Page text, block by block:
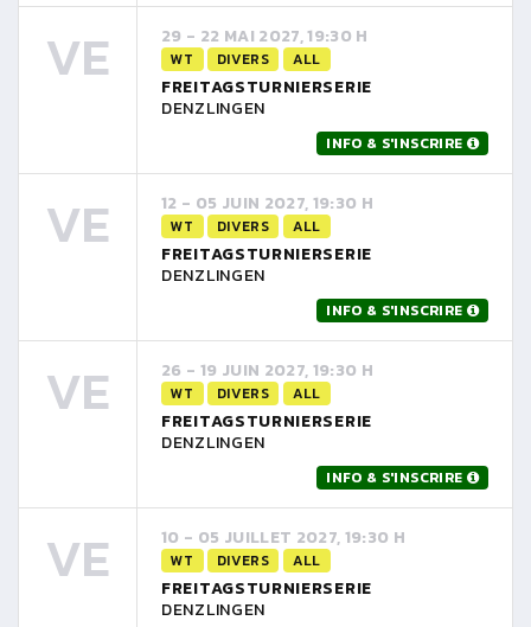
VE 29 - 22 MAI 2027, 19:30 H
WT DIVERS ALL
FREITAGSTURNIERSERIE
DENZLINGEN
INFO & S'INSCRIRE
VE 12 - 05 JUIN 2027, 19:30 H
WT DIVERS ALL
FREITAGSTURNIERSERIE
DENZLINGEN
INFO & S'INSCRIRE
VE 26 - 19 JUIN 2027, 19:30 H
WT DIVERS ALL
FREITAGSTURNIERSERIE
DENZLINGEN
INFO & S'INSCRIRE
VE 10 - 05 JUILLET 2027, 19:30 H
WT DIVERS ALL
FREITAGSTURNIERSERIE
DENZLINGEN